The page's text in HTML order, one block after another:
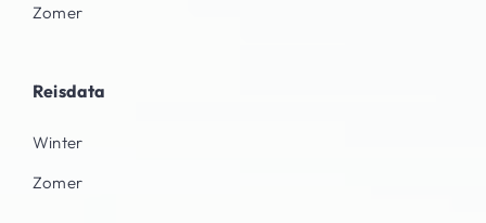
Zomer
Reisdata
Winter
Zomer